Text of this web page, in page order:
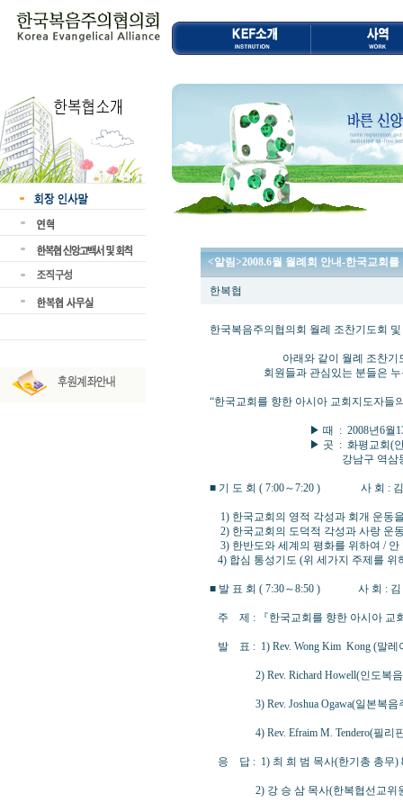
<알림>2008.6월 월례회 안내-한국교회
한복협
한국복음주의협의회 월례 조찬기도회
아래와 같이 월례 조찬기도회
회원들과 관심있는 분들은 누구
“한국교회를 향한 아시아 교회지도자들
▶ 때 : 2008년6월13일 (
▶ 곳 : 화평교회(안만수
강남구 역삼동 683-25
■ 기 도 회 ( 7:00～7:20 ) 사 회 : 김
1) 한국교회의 영적 각성과 회개 운동
2) 한국교회의 도덕적 각성과 사랑 운
3) 한반도와 세계의 평화를 위하여 /
4) 합심 통성기도 (위 세가지 주제를 위
■ 발 표 회 ( 7:30～8:50 ) 사 회 : 김
주 제 : 『한국교회를 향한 아시아 교
발 표 : 1) Rev. Wong Kim Kong (말레
2) Rev. Richard Howell(인도복음
3) Rev. Joshua Ogawa(일본복음주
4) Rev. Efraim M. Tendero(필리핀
응 답 : 1) 최 희 범 목사(한기총 총무)
2) 강 승 삼 목사(한복협선교위원